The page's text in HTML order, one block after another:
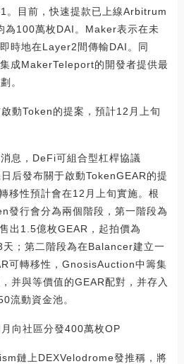
。目前，快速提款已上線Arbitrum
為100萬枚DAI。Maker表示在未
時地在Layer2間傳輸DAI。同
成MakerTeleport的開發者提供最
。
動Token的提案，預計12月上旬
息，DeFi可組合型杠桿協議
后發布關于啟動TokenGEAR的提
移性預計會在12月上旬實施。根
發行會分為兩個階段，第一階段為
出1.5億枚GEAR，起拍價為
；第二階段為在Balancer建立一
可轉移性，GnosisAuction中籌集
并與等價值的GEAR配對，并存入
流動資金池。
向社區分發400萬枚OP
鏈上DEXVelodrome發推稱，將